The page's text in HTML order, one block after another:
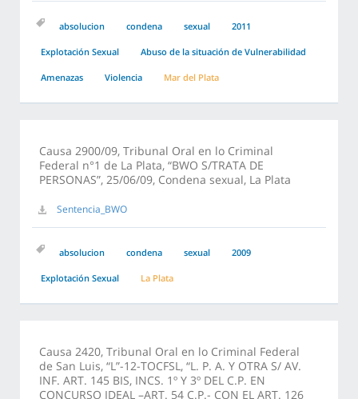
absolucion condena sexual 2011
Explotación Sexual Abuso de la situación de Vulnerabilidad
Amenazas Violencia Mar del Plata
Causa 2900/09, Tribunal Oral en lo Criminal
Federal n°1 de La Plata, “BWO S/TRATA DE
PERSONAS”, 25/06/09, Condena sexual, La Plata
Sentencia_BWO
absolucion condena sexual 2009
Explotación Sexual La Plata
Causa 2420, Tribunal Oral en lo Criminal Federal
de San Luis, “L”-12-TOCFSL, “L. P. A. Y OTRA S/ AV.
INF. ART. 145 BIS, INCS. 1º Y 3º DEL C.P. EN
CONCURSO IDEAL –ART. 54 C.P.- CON EL ART. 126